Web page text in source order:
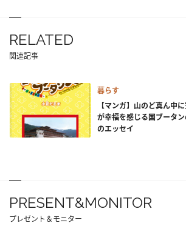
RELATED
関連記事
暮らす
【マンガ】山のど真ん中
が幸福を感じる国ブータ
のエッセイ
PRESENT&MONITOR
プレゼント＆モニター